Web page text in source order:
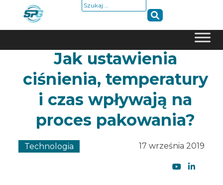
content
Szukaj:
Jak ustawienia
ciśnienia, temperatury
i czas wpływają na
proces pakowania?
Technologia 17 września 2019